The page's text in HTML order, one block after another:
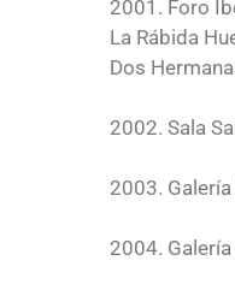
2001. Foro
La Rábida
Dos
2002. Sala
2003.
2004.